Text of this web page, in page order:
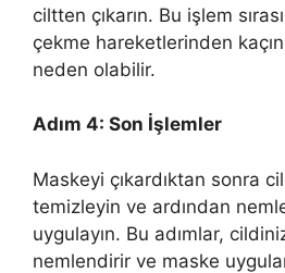
ciltten çıkarın. Bu işlem
çekme hareketlerinden
neden olabilir.
Adım 4: Son İşlemler
Maskeyi çıkardıktan sonra
temizleyin ve ardından
uygulayın. Bu adımlar,
nemlendirir ve maske